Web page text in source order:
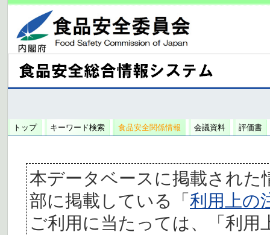
トップ キーワード検索 食品安全関係情報 会議資料 評価書
本データベースに掲載された
部に掲載している「利用上の
ご利用に当たっては、「利